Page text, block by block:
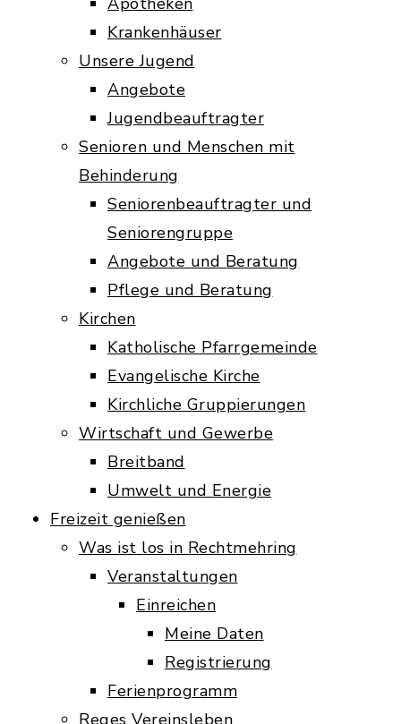
Krankenhäuser
Unsere Jugend
Angebote
Jugendbeauftragter
Senioren und Menschen mit
Behinderung
Seniorenbeauftragter und
Seniorengruppe
Angebote und Beratung
Pflege und Beratung
Kirchen
Katholische Pfarrgemeinde
Evangelische Kirche
Kirchliche Gruppierungen
Wirtschaft und Gewerbe
Breitband
Umwelt und Energie
Freizeit genießen
Was ist los in Rechtmehring
Veranstaltungen
Einreichen
Meine Daten
Registrierung
Ferienprogramm
Reges Vereinsleben